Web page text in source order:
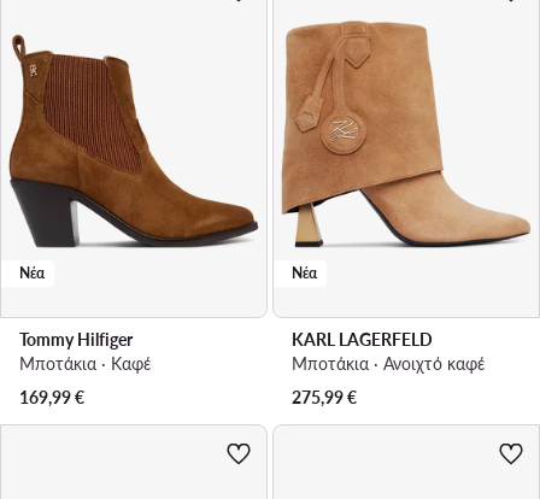
Νέα
Tommy Hilfiger
Μποτάκια · Καφέ
169,99€
Νέα
KARL LAGERFELD
Μποτάκια · Ανοιχτό καφέ
275,99€